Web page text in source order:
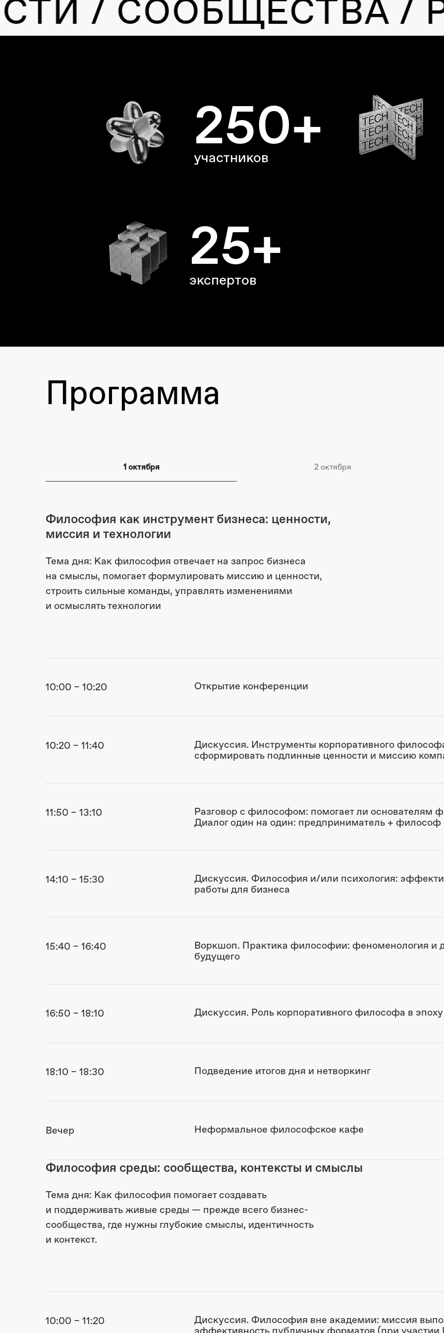
/ СООБЩЕСТВА /
и
СМИ и
25+
Программа
1 октября 2 октября
Философия как инструмент бизнеса: ценности,
миссия и технологии
Тема дня: Как философия отвечает на запрос бизнеса
на смыслы, помогает формулировать миссию и ценности,
строить сильные команды, управлять изменениями
и осмыслять технологии
10:00 – 10:20 Открытие конференции
10:20 – 11:40
Дискуссия. Инструменты корпоративного
сформировать подлинные ценности и миссию
11:50 – 13:10
Разговор с философом: помогает ли основателям
Диалог один на один: предприниматель + философ
14:10 – 15:30
Дискуссия. Философия и/или психология:
работы для бизнеса
15:40 – 16:40
Воркшоп. Практика философии: феноменология и
будущего
16:50 – 18:10 Дискуссия. Роль корпоративного философа в
18:10 – 18:30 Подведение итогов дня и нетворкинг
Вечер Неформальное философское кафе
Философия среды: сообщества, контексты и смыслы
Тема дня: Как философия помогает создавать
и поддерживать живые среды — прежде всего бизнес-
сообщества, где нужны глубокие смыслы, идентичность
и контекст.
10:00 – 11:20
Дискуссия. Философия вне академии: миссия
эффективность публичных форматов (при участии